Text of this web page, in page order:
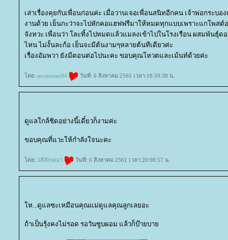
เล่าเรื่องคุยกับเพื่อนก่อนค่ะ เมื่อวานเจอเพื่อนสนิทอีกคน เจ้าพ่อกระบอ
งานด้วย เย็นกะว่าจะไปหักคอแฮฟฟรีมาให้หมดทุกแบบเพราะแกโพส
จังหวะ เพื่อนว่า โละทิ้งไปหมดแล้วแมลงเข้าไปในโรงเรือน ผสมพันธุ์
ไหน ไม่งั้นละก้อ เย็นจะมีต้นงามๆหลายต้นทีเดียวค่ะ
เรื่องอัมพวา ยังมีตอนต่อไปนะคะ ขอบคุณโหวตและเม้นท์ด้วยค่ะ
ดย: mcayenne94 วันที่: 6 สิงหาคม 2561 เวลา:18:59:38 น.
ดูแลใกล้ชิดอย่างนี้เดี๋ยวก็งามค่ะ
ขอบคุณที่แวะให้กำลังใจนะคะ
ดย: วลีลักษณา วันที่: 6 สิงหาคม 2561 เวลา:20:08:57 น.
ห...ดูแลซะเหมือนคุณแม่ดูแลคุณลูกเลยอะ
ถ้าเป็นรุ้งคงไม่รอด รอวันซูบผอม แล้วก็บ๊ายบา